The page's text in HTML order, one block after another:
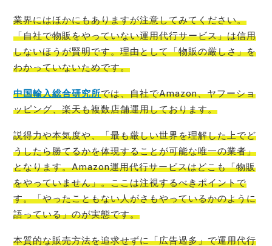
業界にはほかにもありますが注意してみてください。
「自社で物販をやっていない運用代行サービス」は信用
しないほうが賢明です。理由として「物販の厳しさ」を
わかっていないためです。
中国輸入総合研究所では、自社でAmazon、ヤフーショ
ッピング、楽天も複数店舗運用しております。
説得力や本気度や、「最も厳しい世界を理解した上でど
うしたら勝てるかを体現することが可能な唯一の業者」
となります。Amazon運用代行サービスはどこも「物販
をやっていません」。ここは注視するべきポイントで
す。「やったこともない人がさもやっているかのように
語っている」のが実態です。
本質的な販売方法を追求せずに「広告過多」で運用代行